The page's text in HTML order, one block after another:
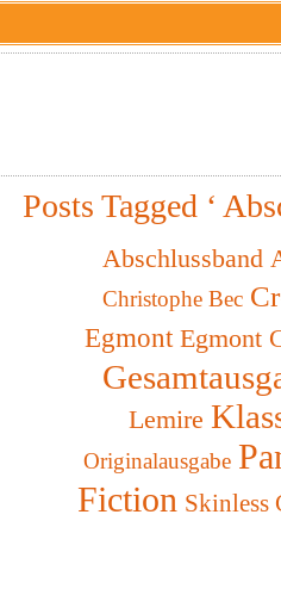
Posts Tagged ‘
Abschlussband
Christophe Bec
Egmont Egmont
Lemire
Originalausgabe
Fiction Skinless